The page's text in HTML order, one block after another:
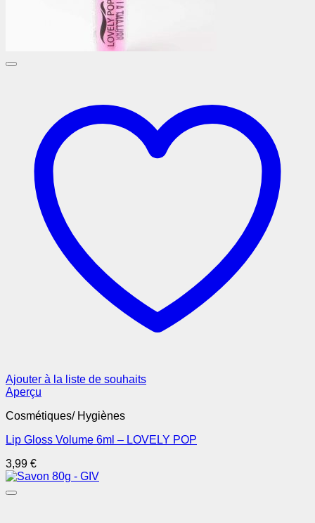
Ajouter à la liste de souhaits
Aperçu
Cosmétiques/ Hygiènes
Lip Gloss Volume 6ml – LOVELY POP
3,99 €